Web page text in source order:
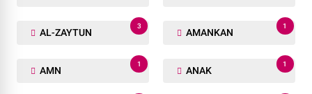
AL-ZAYTUN
3
AMANKAN
1
AMN
1
ANAK
1